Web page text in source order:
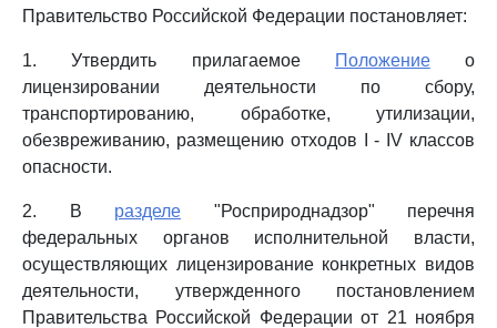
Правительство Российской Федерации постановляет:
1. Утвердить прилагаемое Положениео
лицензировании деятельности по сбору,
транспортированию, обработке, утилизации,
обезвреживанию, размещению отходов I - IV классов
опасности.
2. В разделе "Росприроднадзор" перечня
федеральных органов исполнительной власти,
осуществляющих лицензирование конкретных видов
деятельности, утвержденного постановлением
Правительства Российской Федерации от 21 ноября